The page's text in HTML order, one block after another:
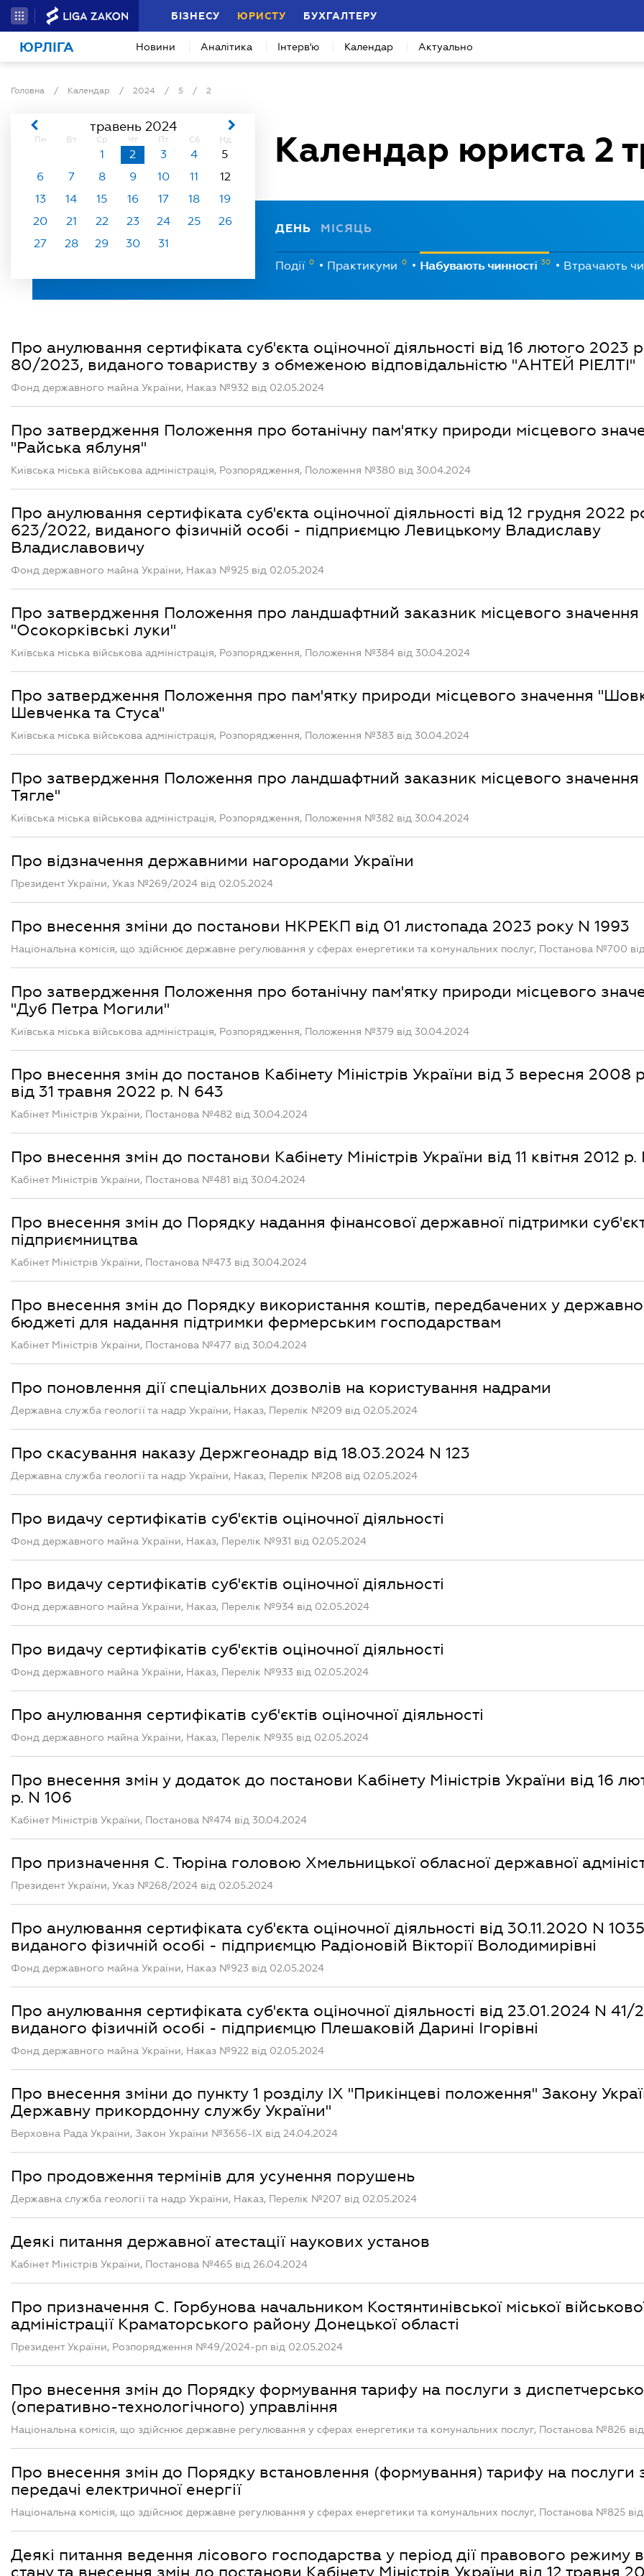
БІЗНЕСУ ЮРИСТУ БУХГАЛТЕРУ
ЮРЛІГА Новини Аналітика Інтерв'ю Календар Актуально
Головна / Календар / 2024 / 5 / 2
Календар юриста 2
травень 2024
Пн Вт Ср Чт Пт Сб Нд
1 2 3 4
5
6
7 8 9 10 11
12
13
14 15 16 17 18
19
20
21 22 23 24 25
26
27
28 29 30 31
ДЕНЬ МІСЯЦЬ
Події 0 Практикуми 0 Набувають чинності 30 Втрачають
Про анулювання сертифіката суб'єкта оціночної діяльності від 16 лютого 2023
80/2023, виданого товариству з обмеженою відповідальністю "АНТЕЙ РІЕЛТІ"
Фонд державного майна України, Наказ №932 від 02.05.2024
Про затвердження Положення про ботанічну пам'ятку природи місцевого
"Райська яблуня"
Київська міська військова адміністрація, Розпорядження, Положення №380 від 30.04.2024
Про анулювання сертифіката суб'єкта оціночної діяльності від 12 грудня 2022
623/2022, виданого фізичній особі - підприємцю Левицькому Владиславу
Владиславовичу
Фонд державного майна України, Наказ №925 від 02.05.2024
Про затвердження Положення про ландшафтний заказник місцевого значення
"Осокорківські луки"
Київська міська військова адміністрація, Розпорядження, Положення №384 від 30.04.2024
Про затвердження Положення про пам'ятку природи місцевого значення
Шевченка та Стуса"
Київська міська військова адміністрація, Розпорядження, Положення №383 від 30.04.2024
Про затвердження Положення про ландшафтний заказник місцевого
Тягле"
Київська міська військова адміністрація, Розпорядження, Положення №382 від 30.04.2024
Про відзначення державними нагородами України
Президент України, Указ №269/2024 від 02.05.2024
Про внесення зміни до постанови НКРЕКП від 01 листопада 2023 року N 1993
Національна комісія, що здійснює державне регулювання у сферах енергетики та комунальних послуг, Постанова №700
Про затвердження Положення про ботанічну пам'ятку природи місцевого
"Дуб Петра Могили"
Київська міська військова адміністрація, Розпорядження, Положення №379 від 30.04.2024
Про внесення змін до постанов Кабінету Міністрів України від 3 вересня 2008
від 31 травня 2022 р. N 643
Кабінет Міністрів України, Постанова №482 від 30.04.2024
Про внесення змін до постанови Кабінету Міністрів України від 11 квітня 2012
Кабінет Міністрів України, Постанова №481 від 30.04.2024
Про внесення змін до Порядку надання фінансової державної підтримки
підприємництва
Кабінет Міністрів України, Постанова №473 від 30.04.2024
Про внесення змін до Порядку використання коштів, передбачених у
бюджеті для надання підтримки фермерським господарствам
Кабінет Міністрів України, Постанова №477 від 30.04.2024
Про поновлення дії спеціальних дозволів на користування надрами
Державна служба геології та надр України, Наказ, Перелік №209 від 02.05.2024
Про скасування наказу Держгеонадр від 18.03.2024 N 123
Державна служба геології та надр України, Наказ, Перелік №208 від 02.05.2024
Про видачу сертифікатів суб'єктів оціночної діяльності
Фонд державного майна України, Наказ, Перелік №931 від 02.05.2024
Про видачу сертифікатів суб'єктів оціночної діяльності
Фонд державного майна України, Наказ, Перелік №934 від 02.05.2024
Про видачу сертифікатів суб'єктів оціночної діяльності
Фонд державного майна України, Наказ, Перелік №933 від 02.05.2024
Про анулювання сертифікатів суб'єктів оціночної діяльності
Фонд державного майна України, Наказ, Перелік №935 від 02.05.2024
Про внесення змін у додаток до постанови Кабінету Міністрів України від 16
р. N 106
Кабінет Міністрів України, Постанова №474 від 30.04.2024
Про призначення С. Тюріна головою Хмельницької обласної державної
Президент України, Указ №268/2024 від 02.05.2024
Про анулювання сертифіката суб'єкта оціночної діяльності від 30.11.2020 N
виданого фізичній особі - підприємцю Радіоновій Вікторії Володимирівні
Фонд державного майна України, Наказ №923 від 02.05.2024
Про анулювання сертифіката суб'єкта оціночної діяльності від 23.01.2024 N 41/
виданого фізичній особі - підприємцю Плешаковій Дарині Ігорівні
Фонд державного майна України, Наказ №922 від 02.05.2024
Про внесення зміни до пункту 1 розділу IX "Прикінцеві положення" Закону
Державну прикордонну службу України"
Верховна Рада України, Закон України №3656-IX від 24.04.2024
Про продовження термінів для усунення порушень
Державна служба геології та надр України, Наказ, Перелік №207 від 02.05.2024
Деякі питання державної атестації наукових установ
Кабінет Міністрів України, Постанова №465 від 26.04.2024
Про призначення С. Горбунова начальником Костянтинівської міської
адміністрації Краматорського району Донецької області
Президент України, Розпорядження №49/2024-рп від 02.05.2024
Про внесення змін до Порядку формування тарифу на послуги з
(оперативно-технологічного) управління
Національна комісія, що здійснює державне регулювання у сферах енергетики та комунальних послуг, Постанова №826
Про внесення змін до Порядку встановлення (формування) тарифу на послуги
передачі електричної енергії
Національна комісія, що здійснює державне регулювання у сферах енергетики та комунальних послуг, Постанова №825
Деякі питання ведення лісового господарства у період дії правового режиму
стану та внесення змін до постанови Кабінету Міністрів України від 12 травня